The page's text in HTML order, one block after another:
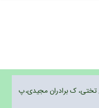
خ تختی، ک برادران مجیدی،پ